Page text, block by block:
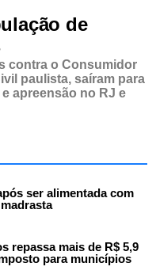
de
contra o Consumidor
paulista, saíram para
apreensão no RJ e
ser alimentada com
repassa mais de R$ 5,9
para municípios